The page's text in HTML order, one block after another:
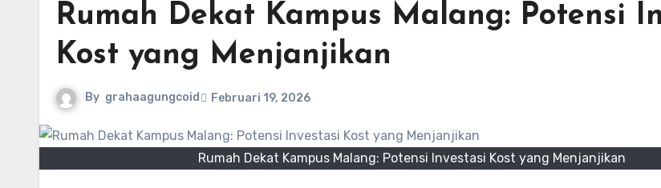
Rumah Dekat Kampus Malang: Potensi
Kost yang Menjanjikan
By grahaagungcoid Februari 19, 2026
Rumah Dekat Kampus Malang: Potensi Investasi Kost yang Menjanjikan